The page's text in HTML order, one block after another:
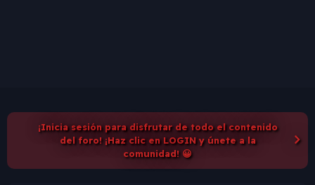
¡Inicia sesión para disfrutar de todo el contenido
del foro! ¡Haz clic en LOGIN y únete a la
comunidad! 😀